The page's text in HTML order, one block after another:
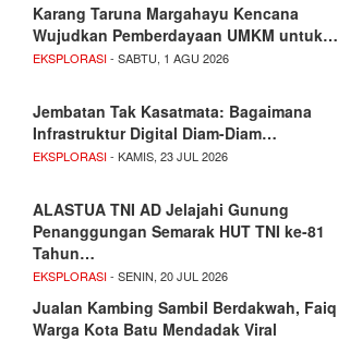
Karang Taruna Margahayu Kencana
Wujudkan Pemberdayaan UMKM untuk…
EKSPLORASI- SABTU, 1 AGU 2026
Jembatan Tak Kasatmata: Bagaimana
Infrastruktur Digital Diam-Diam…
EKSPLORASI- KAMIS, 23 JUL 2026
ALASTUA TNI AD Jelajahi Gunung
Penanggungan Semarak HUT TNI ke-81
Tahun…
EKSPLORASI- SENIN, 20 JUL 2026
Jualan Kambing Sambil Berdakwah, Faiq
Warga Kota Batu Mendadak Viral